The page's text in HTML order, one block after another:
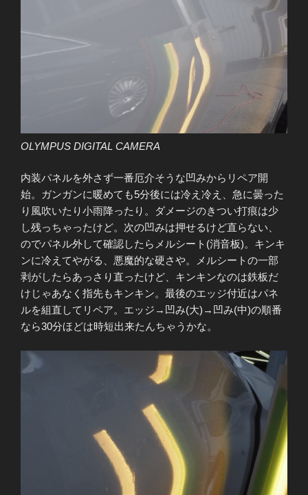
OLYMPUS DIGITAL CAMERA
内装パネルを外さず一番厄介そうな凹みからリペア開
始。ガンガンに暖めても5分後には冷え冷え、急に曇った
り風吹いたり小雨降ったり。ダメージのきつい打痕は少
し残っちゃったけど。次の凹みは押せるけど直らない、
のでパネル外して確認したらメルシート(消音板)。キンキ
ンに冷えてやがる、悪魔的な硬さや。メルシートの一部
剥がしたらあっさり直ったけど、キンキンなのは鉄板だ
けじゃあなく指先もキンキン。最後のエッジ付近はパネ
ルを組直してリペア。エッジ→凹み(大)→凹み(中)の順番
なら30分ほどは時短出来たんちゃうかな。